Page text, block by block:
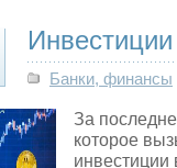
Банки, финансы
За
которое
инвестиции